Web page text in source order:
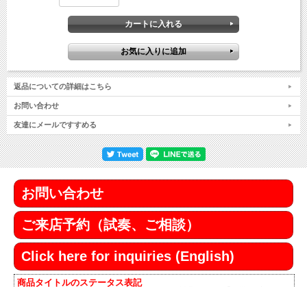
返品についての詳細はこちら
お問い合わせ
友達にメールですすめる
お問い合わせ
ご来店予約（試奏、ご相談）
Click here for inquiries (English)
商品タイトルのステータス表記